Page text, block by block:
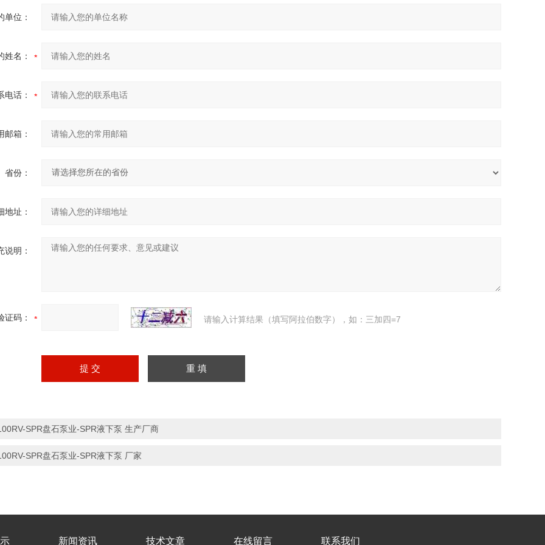
单位：
姓名：
电话：
邮箱：
省份：
地址：
说明：
证码： 请输入计算结果（填写阿拉伯数字），如：三加四=7
SPR盘石泵业-SPR液下泵 生产厂商
SPR盘石泵业-SPR液下泵 厂家
新闻资讯 技术文章 在线留言 联系我们